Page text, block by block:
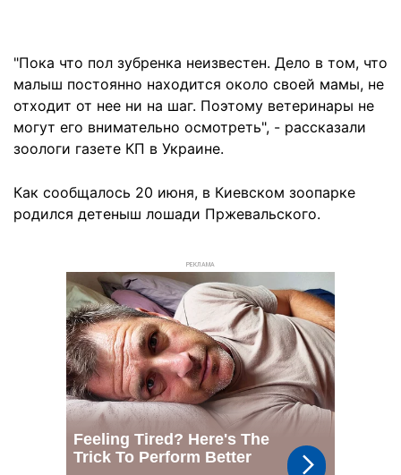
"Пока что пол зубренка неизвестен. Дело в том, что
малыш постоянно находится около своей мамы, не
отходит от нее ни на шаг. Поэтому ветеринары не
могут его внимательно осмотреть", - рассказали
зоологи газете КП в Украине.
Как сообщалось 20 июня, в Киевском зоопарке
родился детеныш лошади Пржевальского.
РЕКЛАМА